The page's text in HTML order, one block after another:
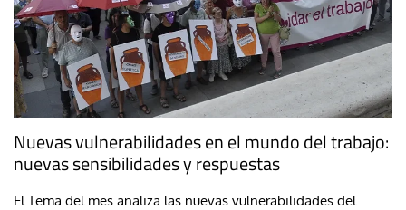
Nuevas vulnerabilidades en el mundo del trabajo:
nuevas sensibilidades y respuestas
El Tema del mes analiza las nuevas vulnerabilidades del